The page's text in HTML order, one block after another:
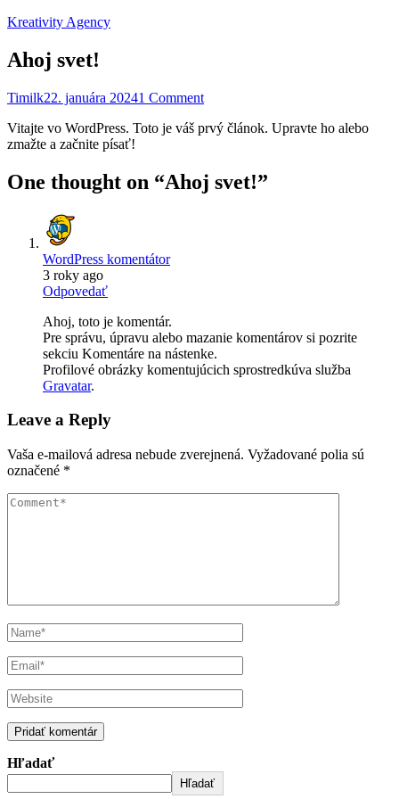
Kreativity Agency
Ahoj svet!
Timilk22. januára 20241 Comment
Vitajte vo WordPress. Toto je váš prvý článok. Upravte ho alebo
zmažte a začnite písať!
One thought on “Ahoj svet!”
WordPress komentátor
3 roky ago
Odpovedať
Ahoj, toto je komentár.
Pre správu, úpravu alebo mazanie komentárov si pozrite
sekciu Komentáre na nástenke.
Profilové obrázky komentujúcich sprostredkúva služba
Gravatar.
Leave a Reply
Vaša e-mailová adresa nebude zverejnená. Vyžadované polia sú
označené *
Hľadať
Hľadať